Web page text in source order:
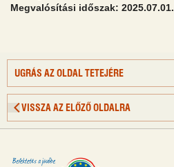
Megvalósítási időszak:
UGRÁS AZ OLDAL TETEJÉRE
VISSZA AZ ELŐZŐ OLDALRA